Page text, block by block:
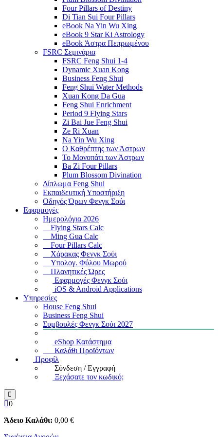
Four Pillars of Destiny
Di Tian Sui Four Pillars
eBook Na Yin Wu Xing
eBook 9 Star Ki Astrology
eBook Άστρα Πεπρωμένου
FSRC Σεμινάρια
FSRC Feng Shui 1-4
Dynamic Xuan Kong
Business Feng Shui
Feng Shui Water Methods
Xuan Kong Da Gua
Feng Shui Enrichment
Period 9 Flying Stars
Zi Bai Jue Feng Shui
Ze Ri Xuan
Na Yin Wu Xing
Ο Καθρέπτης των Άστρων
Το Μονοπάτι των Άστρων
Ba Zi Four Pillars
Plum Blossom Divination
Δίπλωμα Feng Shui
Εκπαιδευτική Υποστήριξη
Οδηγός Όρων Φενγκ Σούι
Εφαρμογές
Ημερολόγια 2026
Flying Stars Calc
Ming Gua Calc
Four Pillars Calc
Χάρακας Φενγκ Σούι
Υπολογ. Φύλου Μωρού
Πλανητικές Ώρες
Εφαρμογές Φενγκ Σούι
iOS & Android Applications
Υπηρεσίες
House Feng Shui
Business Feng Shui
Συμβουλές Φενγκ Σούι 2027
eShop Κατάστημα
Καλάθι Προϊόντων
Προφίλ
Σύνδεση / Εγγραφή
Ξεχάσατε τον κωδικό;
0
Άδειο Καλάθι: 0,00 €